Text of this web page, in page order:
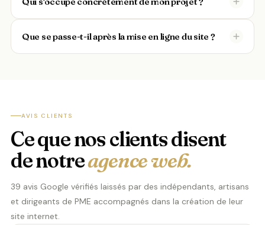
Que se passe-t-il après la mise en ligne du site ?
AVIS CLIENTS
Ce que nos clients disent
de notreagence web.
39 avis Google vérifiés laissés par des indépendants, artisans
et dirigeants de PME accompagnés dans la création de leur
site internet.